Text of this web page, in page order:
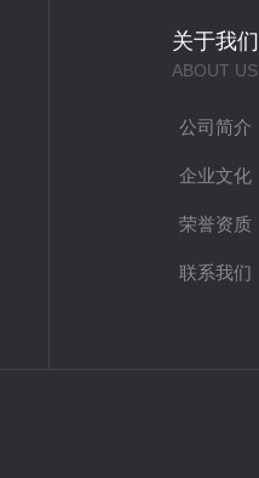
关于我们
ABOUT US
公司简介
企业文化
荣誉资质
联系我们